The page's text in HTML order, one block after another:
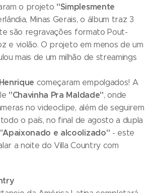
o projeto "Simplesmente
Minas Gerais, o álbum traz 3
são regravações formato Pout-
e violão. O projeto em menos de um
mais de um milhão de streamings
começaram empolgados! A
"Chavinha Pra Maldade", onde
no videoclipe, além de seguirem
o país, no final de agosto a dupla
"Apaixonado e alcoolizado" - este
a noite do Villa Country com